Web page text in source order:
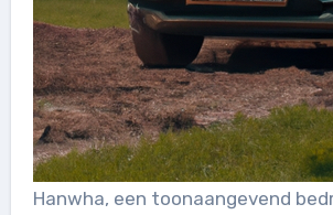
Hanwha, een toonaangevend